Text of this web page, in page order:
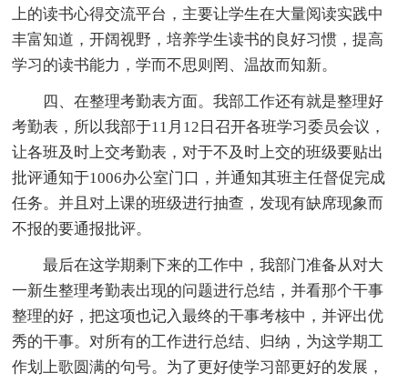
上的读书心得交流平台，主要让学生在大量阅读实践中
丰富知道，开阔视野，培养学生读书的良好习惯，提高
学习的读书能力，学而不思则罔、温故而知新。
四、在整理考勤表方面。我部工作还有就是整理好
考勤表，所以我部于11月12日召开各班学习委员会议，
让各班及时上交考勤表，对于不及时上交的班级要贴出
批评通知于1006办公室门口，并通知其班主任督促完成
任务。并且对上课的班级进行抽查，发现有缺席现象而
不报的要通报批评。
最后在这学期剩下来的工作中，我部门准备从对大
一新生整理考勤表出现的问题进行总结，并看那个干事
整理的好，把这项也记入最终的干事考核中，并评出优
秀的干事。对所有的工作进行总结、归纳，为这学期工
作划上歌圆满的句号。为了更好使学习部更好的发展，